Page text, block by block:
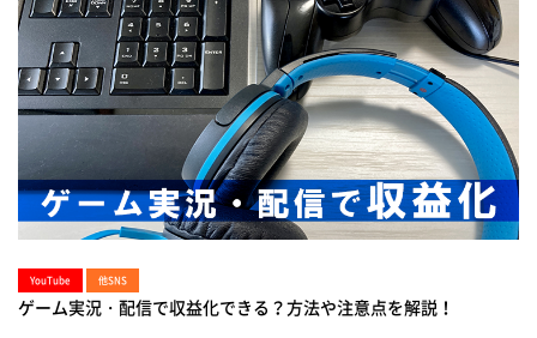
YouTube 他SNS
ゲーム実況・配信で収益化できる？方法や注意点を解説！